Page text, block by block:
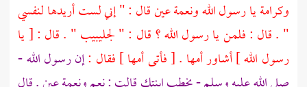
وكرامة يا رسول الله ونعمة عين قال : " إني لست أريدها لنفسي
" . قال : فلمن يا رسول الله ؟ قال : "لجليبيب" . قال : [ يا
رسول الله ] أشاور أمها . [ فأتى أمها ] فقال :إن رسول الله -